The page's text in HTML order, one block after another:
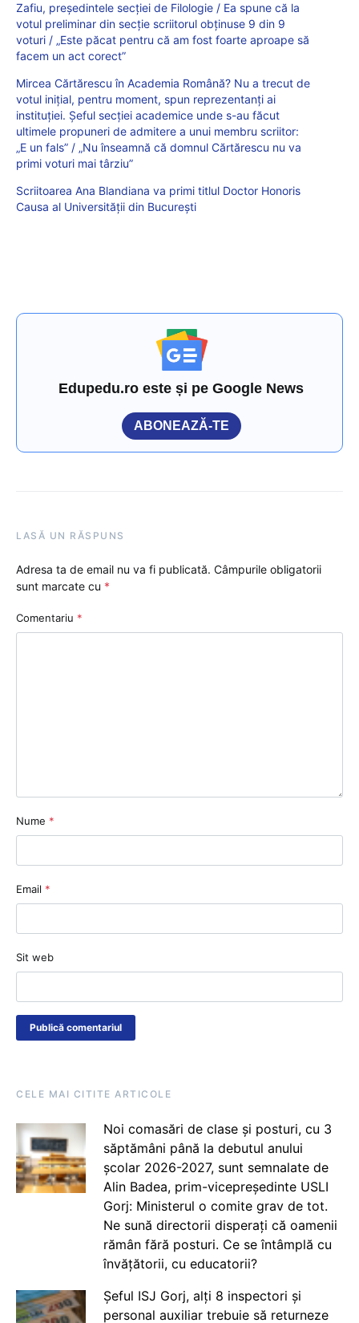
Zafiu, președintele secției de Filologie / Ea spune că la
votul preliminar din secție scriitorul obținuse 9 din 9
voturi / „Este păcat pentru că am fost foarte aproape să
facem un act corect”
Mircea Cărtărescu în Academia Română? Nu a trecut de
votul inițial, pentru moment, spun reprezentanți ai
instituției. Șeful secției academice unde s-au făcut
ultimele propuneri de admitere a unui membru scriitor:
„E un fals” / „Nu înseamnă că domnul Cărtărescu nu va
primi voturi mai târziu”
Scriitoarea Ana Blandiana va primi titlul Doctor Honoris
Causa al Universității din București
Edupedu.ro este și pe Google News
ABONEAZĂ-TE
LASĂ UN RĂSPUNS
Adresa ta de email nu va fi publicată. Câmpurile obligatorii
sunt marcate cu *
Comentariu *
Nume *
Email *
Sit web
CELE MAI CITITE ARTICOLE
Noi comasări de clase și posturi, cu 3
săptămâni până la debutul anului
școlar 2026-2027, sunt semnalate de
Alin Badea, prim-vicepreședinte USLI
Gorj: Ministerul o comite grav de tot.
Ne sună directorii disperați că oamenii
rămân fără posturi. Ce se întâmplă cu
învățătorii, cu educatorii?
Șeful ISJ Gorj, alți 8 inspectori și
personal auxiliar trebuie să returneze